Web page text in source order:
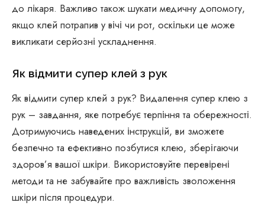
до лікаря. Важливо також шукати медичну допомогу,
якщо клей потрапив у вічі чи рот, оскільки це може
викликати серйозні ускладнення.
Як відмити супер клей з рук
Як відмити супер клей з рук? Видалення супер клею з
рук – завдання, яке потребує терпіння та обережності.
Дотримуючись наведених інструкцій, ви зможете
безпечно та ефективно позбутися клею, зберігаючи
здоров’я вашої шкіри. Використовуйте перевірені
методи та не забувайте про важливість зволоження
шкіри після процедури.